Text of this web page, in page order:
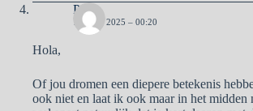
Pa
12 JULI 2025 – 00:20
Hola,
Of jou dromen een diepere betekenis
ook niet en laat ik ook maar in het midden